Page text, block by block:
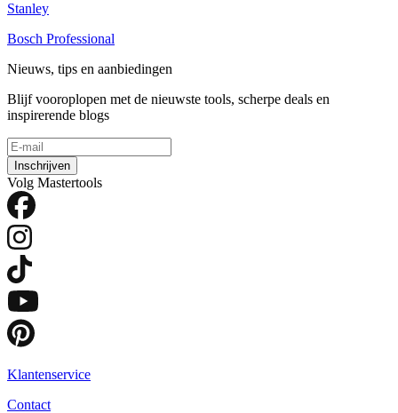
Stanley
Bosch Professional
Nieuws, tips en aanbiedingen
Blijf vooroplopen met de nieuwste tools, scherpe deals en
inspirerende blogs
Inschrijven
Volg Mastertools
Klantenservice
Contact